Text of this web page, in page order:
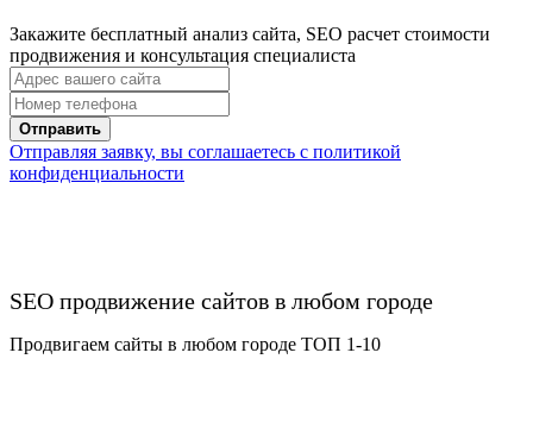
Закажите бесплатный анализ сайта, SEO расчет стоимости
продвижения и консультация специалиста
Отправить
Отправляя заявку, вы соглашаетесь с политикой
конфиденциальности
SEO продвижение сайтов в любом городе
Продвигаем сайты в любом городе ТОП 1-10